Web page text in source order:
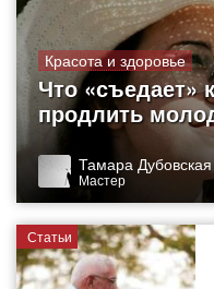
Красота и здоровье
Что «съедает»
продлить
Тамара Дубовская
Мастер
Статьи